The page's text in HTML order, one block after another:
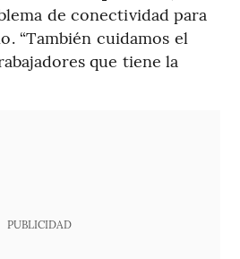
de conectividad para
“También cuidamos el
que tiene la
PUBLICIDAD